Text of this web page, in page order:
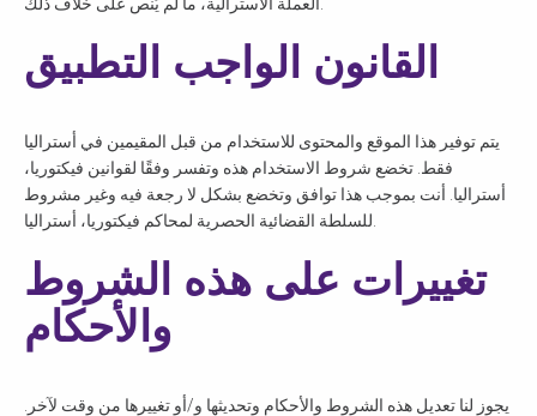
القانون الواجب التطبيق
يتم توفير هذا الموقع والمحتوى للاستخدام من قبل المقيمين في أستراليا
فقط. تخضع شروط الاستخدام هذه وتفسر وفقًا لقوانين فيكتوريا،
أستراليا. أنت بموجب هذا توافق وتخضع بشكل لا رجعة فيه وغير مشروط
تغييرات على هذه الشروط
والأحكام
يجوز لنا تعديل هذه الشروط والأحكام وتحديثها و/أو تغييرها من وقت لآخر.